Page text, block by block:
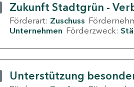
Zukunft Stadtgrün -
Förderart: Zuschuss
Unternehmen Förderzweck:
Unterstützung